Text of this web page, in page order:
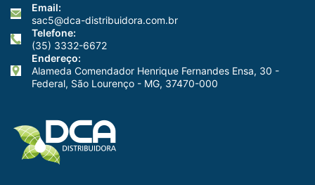
Email:
sac5@dca-distribuidora.com.br
Telefone:
(35) 3332-6672
Endereço:
Alameda Comendador Henrique Fernandes Ensa, 30 -
Federal, São Lourenço - MG, 37470-000